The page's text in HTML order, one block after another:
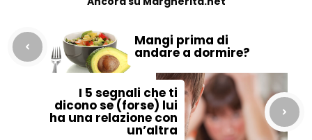
Mangi prima di
andare a dormire?
I 5 segnali che ti
dicono se (forse) lui
ha una relazione con
un’altra